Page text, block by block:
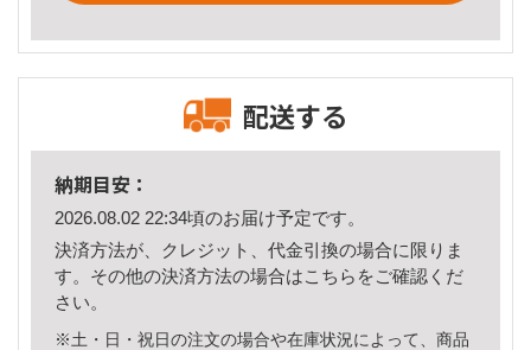
配送する
納期目安：
2026.08.02 22:34頃のお届け予定です。
決済方法が、クレジット、代金引換の場合に限りま
す。その他の決済方法の場合はこちら をご確認くだ
さい。
※土・日・祝日の注文の場合や在庫状況によって、商品